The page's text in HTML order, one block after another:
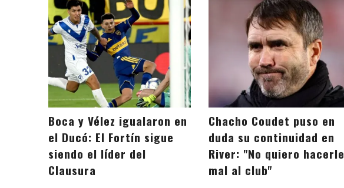
Boca y Vélez igualaron en
el Ducó: El Fortín sigue
siendo el líder del
Clausura
Chacho Coudet puso en
duda su continuidad en
River: "No quiero hacerle
mal al club"